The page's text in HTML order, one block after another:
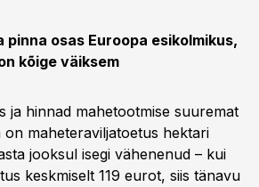
pinna osas Euroopa esikolmikus,
kõige väiksem
ja hinnad mahetootmise suuremat
on maheteraviljatoetus hektari
jooksul isegi vähenenud – kui
keskmiselt 119 eurot, siis tänavu